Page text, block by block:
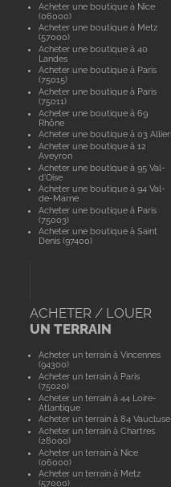
Acheter une boutique à Nice
(06000)
Acheter une boutique à Metz
(57000)
Acheter une boutique à 40
Landes
Acheter une boutique à Paris
(75015)
Acheter une boutique à Paris
(75011)
Acheter une boutique à 69
Rhône
Acheter une boutique à 03 Allier
Acheter une boutique à 12
Aveyron
Acheter une boutique à 95 Val-
d'Oise
Acheter une boutique à 94 Val-
de-Marne
Acheter une boutique à Paris
(75003)
Acheter une boutique à Saint
Denis (97400)
ACHETER / LOUER
UN TERRAIN
Acheter un terrain à Vincennes
(94300)
Acheter un terrain à Paris
(75020)
Acheter un terrain à 44 Loire-
Atlantique
Acheter un terrain à 84 Vaucluse
Acheter un terrain à Chartres
(28000)
Acheter un terrain à Nice
(06000)
Acheter un terrain à Metz
(57000)